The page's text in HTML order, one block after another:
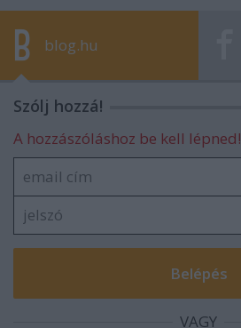
blog.hu
Szólj hozzá!
A hozzászóláshoz be kell lépned!
VAGY